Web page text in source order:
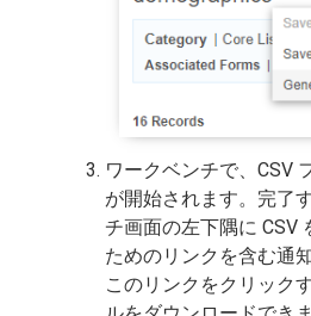
ワークベンチで、CSV
が開始されます。完了
チ画面の左下隅に CSV
ためのリンクを含む通
このリンクをクリック